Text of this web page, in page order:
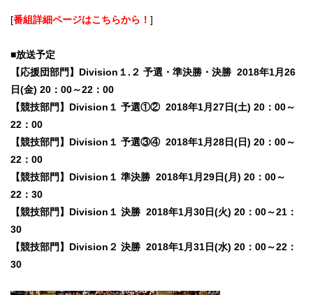
[番組詳細ページはこちらから！ ]
■放送予定
【応援団部門】Division１.２ 予選・準決勝・決勝 2018年1月26
日(金) 20：00～22：00
【競技部門】Division１ 予選①② 2018年1月27日(土) 20：00～
22：00
【競技部門】Division１ 予選③④ 2018年1月28日(日) 20：00～
22：00
【競技部門】Division１ 準決勝 2018年1月29日(月) 20：00～
22：30
【競技部門】Division１ 決勝 2018年1月30日(火) 20：00～21：
30
【競技部門】Division２ 決勝 2018年1月31日(水) 20：00～22：
30